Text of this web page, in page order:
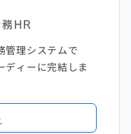
管理システムで
ディーに完結しま